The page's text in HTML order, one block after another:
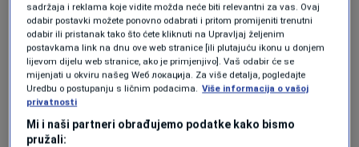
papilarni karcinom
folikularni karcinom
Prema Njemačkom centru za štitnu žlijezdu,
ovi oblici
sporo napreduju i često se mogu
uspješno liječiti ako se otkriju na vrijeme
sadržaja i reklama koje vidite možda neće biti relevantni za vas. Ovaj
odabir postavki možete ponovno odabrati i pritom promijeniti trenutni
odabir ili pristanak tako što ćete kliknuti na Upravljaj željenim
postavkama link na dnu ove web stranice [ili plutajuću ikonu u donjem
lijevom dijelu web stranice, ako je primjenjivo]. Vaš odabir će se
mijenjati u okviru našeg Wеб локација. Za više detalja, pogledajte
Uredbu o postupanju s ličnim podacima. Više informacija o vašoj
privatnosti
Mi i naši partneri obrađujemo podatke kako bismo
pružali: